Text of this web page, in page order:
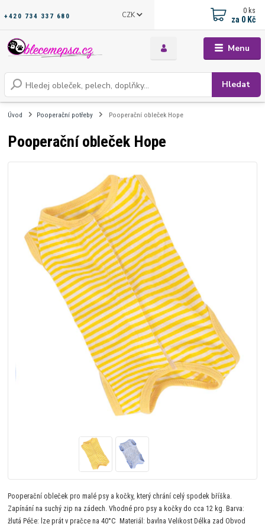
Menu
CZK
Hledat
+420 734 337 680
0 ks
za 0 Kč
Úvod Pooperační potřeby Pooperační obleček Hope
Pooperační obleček Hope
Pooperační obleček pro malé psy a kočky, který chrání celý spodek bříška.
Zapínání na suchý zip na zádech. Vhodné pro psy a kočky do cca 12 kg. Barva:
žlutá Péče: lze prát v pračce na 40°C Materiál: bavlna Velikost Délka zad Obvod